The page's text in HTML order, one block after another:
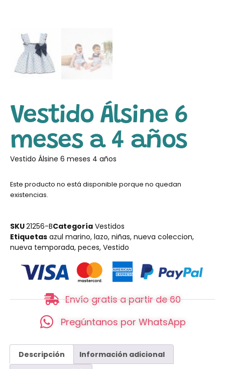
Vestido Álsine 6
meses a 4 años
Vestido Álsine 6 meses 4 años
Este producto no está disponible porque no quedan
existencias.
SKU21256-BCategoría Vestidos
Etiquetas azul marino, lazo, niñas, nueva coleccion,
nueva temporada, peces, Vestido
Envío gratis a partir de 60
Pregúntanos por WhatsApp
Descripción
Información adicional